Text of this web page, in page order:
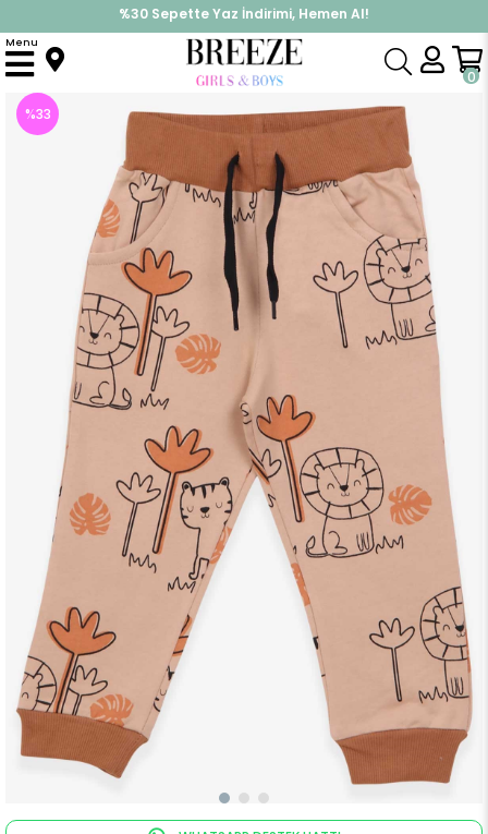
%30 Sepette Yaz İndirimi, Hemen Al!
İndirimlere ek %10 İndirimi Kap, Hemen Üye Ol!
0
Menu
Anasayfa Alt Giyim Eşofman Altı Erkek Bebek Eşofman Altı Hayvancık Desenli Açık Kahverengi (2 Yaş)
%33